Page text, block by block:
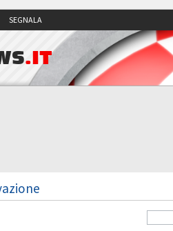
SEGNALA
.IT